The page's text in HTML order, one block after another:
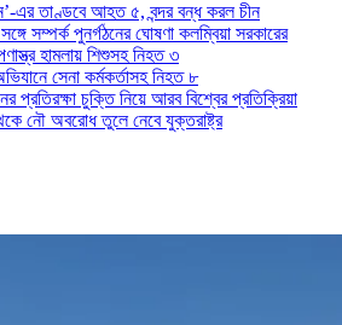
এর তাণ্ডবে আহত ৫, বন্দর বন্ধ করল চীন
সম্পর্ক পুনর্গঠনের ঘোষণা কলম্বিয়া সরকারের
হামলায় শিশুসহ নিহত ৩
সেনা কর্মকর্তাসহ নিহত ৮
প্রতিরক্ষা চুক্তি নিয়ে আরব বিশ্বের প্রতিক্রিয়া
নৌ অবরোধ তুলে নেবে যুক্তরাষ্ট্র